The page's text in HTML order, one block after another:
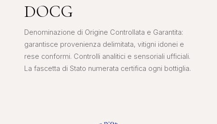
DOCG
Denominazione di Origine Controllata e Garantita:
garantisce provenienza delimitata, vitigni idonei e
rese conformi. Controlli analitici e sensoriali ufficiali.
La fascetta di Stato numerata certifica ogni bottiglia.